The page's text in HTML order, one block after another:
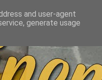
and user-agent
generate usage